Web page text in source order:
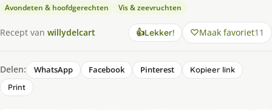
Avondeten & hoofdgerechten Vis & zeevruchten
Recept van willydelcart 👍Lekker! Maak favoriet11
Delen: WhatsApp Facebook Pinterest
Kopieer link
Print